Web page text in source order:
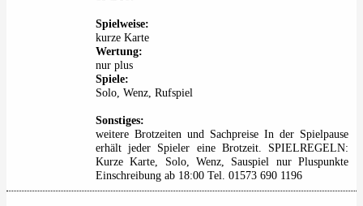
Spielweise:
kurze Karte
Wertung:
nur plus
Spiele:
Solo, Wenz, Rufspiel
Sonstiges:
weitere Brotzeiten und Sachpreise In der Spielpause
erhält jeder Spieler eine Brotzeit. SPIELREGELN:
Kurze Karte, Solo, Wenz, Sauspiel nur Pluspunkte
Einschreibung ab 18:00 Tel. 01573 690 1196